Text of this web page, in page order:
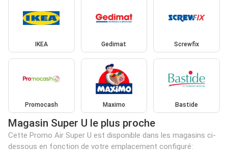
IKEA Gedimat Screwfix
Promocash Maximo Bastide
Magasin Super U le plus proche
Cette Promo Air Super U est disponible dans les magasins ci-
dessous en fonction de votre emplacement configuré: